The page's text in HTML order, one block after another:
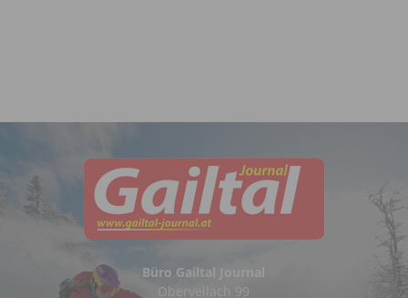
Büro Gailtal Journal
Obervellach 99